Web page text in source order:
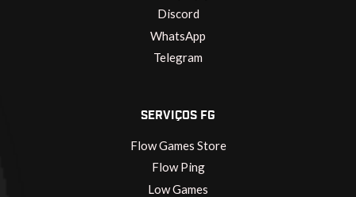
Discord
WhatsApp
Telegram
SERVIÇOS FG
Flow Games Store
Flow Ping
Low Games